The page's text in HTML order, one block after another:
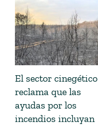
El sector cinegético
reclama que las
ayudas por los
incendios incluyan